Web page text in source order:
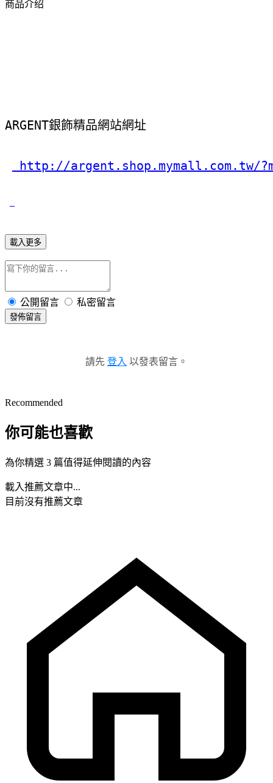
商品介绍
ARGENT銀飾精品網站網址
http://argent.shop.mymall.com.tw/
載入更多
公開留言 私密留言
發佈留言
請先 登入 以發表留言。
Recommended
你可能也喜歡
為你精選 3 篇值得延伸閱讀的內容
載入推薦文章中...
目前沒有推薦文章